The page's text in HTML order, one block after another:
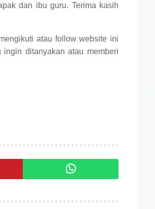
dan ibu guru. Terima kasih
atau follow website ini
ditanyakan atau memberi